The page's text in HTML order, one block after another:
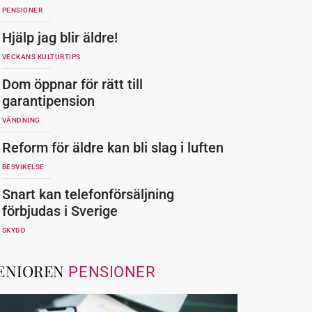
PENSIONER
Hjälp jag blir äldre!
VECKANS KULTURTIPS
Dom öppnar för rätt till
garantipension
VÄNDNING
Reform för äldre kan bli slag i luften
BESVIKELSE
Snart kan telefonförsäljning
förbjudas i Sverige
SKYDD
PENSIONER